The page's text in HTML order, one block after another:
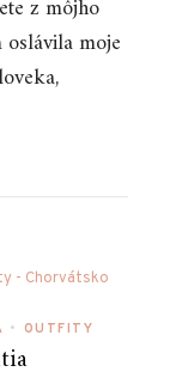
z môjho
moje
• OUTFITY